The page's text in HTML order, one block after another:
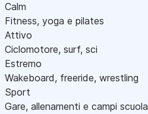
Calm
Fitness, yoga e pilates
Attivo
Ciclomotore, surf, sci
Estremo
Wakeboard, freeride, wrestling
Sport
Gare, allenamenti e campi scuola